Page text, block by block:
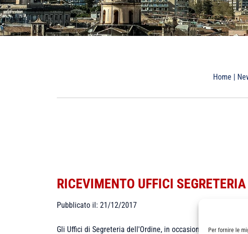
Per fornire le
Home |
RICEVIMENTO UFFICI
Pubblicato il: 21/12/2017
Gli Uffici di Segreteria dell'Ordine, in occasione delle